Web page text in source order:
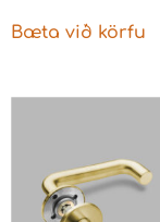
Bæta við körfu